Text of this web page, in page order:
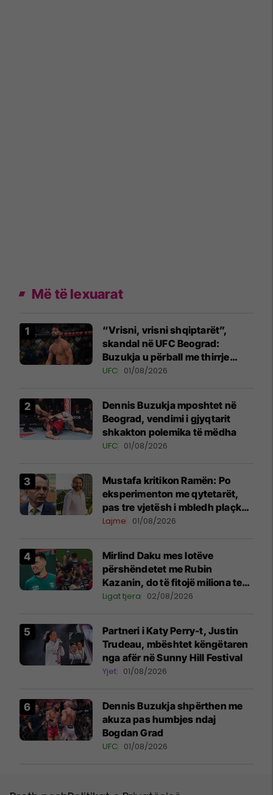
Më të lexuarat
“Vrisni, vrisni shqiptarët”,
skandal në UFC Beograd:
Buzukja u përball me thirrje
anti-shqiptare nga tribunat
UFC 01/08/2026
Dennis Buzukja mposhtet në
Beograd, vendimi i gjyqtarit
shkakton polemika të mëdha
UFC 01/08/2026
Mustafa kritikon Ramën: Po
eksperimenton me qytetarët,
pas tre vjetësh i mbledh plaçkat
për Londër
Lajme 01/08/2026
Mirlind Daku mes lotëve
përshëndetet me Rubin
Kazanin, do të fitojë miliona te
Spartak Moska
Ligat tjera 02/08/2026
Partneri i Katy Perry-t, Justin
Trudeau, mbështet këngëtaren
nga afër në Sunny Hill Festival
Yjet 01/08/2026
Dennis Buzukja shpërthen me
akuza pas humbjes ndaj
Bogdan Grad
UFC 01/08/2026